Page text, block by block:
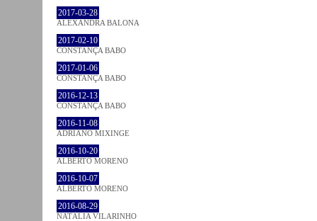
2017-03-28
ALEXANDRA BALONA
2017-02-10
CONSTANÇA BABO
2017-01-06
CONSTANÇA BABO
2016-12-13
CONSTANÇA BABO
2016-11-08
ADRIANO MIXINGE
2016-10-20
ALBERTO MORENO
2016-10-07
ALBERTO MORENO
2016-08-29
NATÁLIA VILARINHO